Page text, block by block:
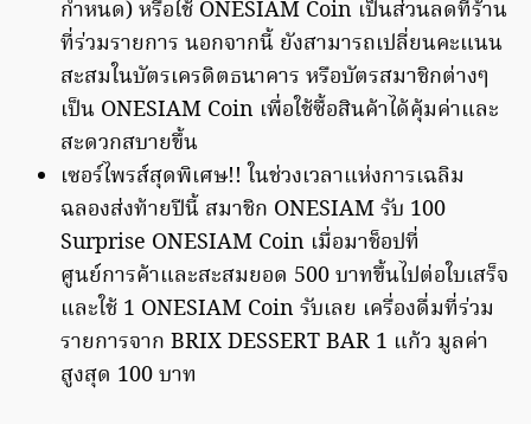
กำหนด) หรือใช้ ONESIAM Coin เป็นส่วนลดที่ร้าน
ที่ร่วมรายการ นอกจากนี้ ยังสามารถเปลี่ยนคะแนน
สะสมในบัตรเครดิตธนาคาร หรือบัตรสมาชิกต่างๆ
เป็น ONESIAM Coin เพื่อใช้ซื้อสินค้าได้คุ้มค่าและ
สะดวกสบายขึ้น
เซอร์ไพรส์สุดพิเศษ!! ในช่วงเวลาแห่งการเฉลิม
ฉลองส่งท้ายปีนี้ สมาชิก ONESIAM รับ 100
Surprise ONESIAM Coin เมื่อมาช็อปที่
ศูนย์การค้าและสะสมยอด 500 บาทขึ้นไปต่อใบเสร็จ
และใช้ 1 ONESIAM Coin รับเลย เครื่องดื่มที่ร่วม
รายการจาก BRIX DESSERT BAR 1 แก้ว มูลค่า
สูงสุด 100 บาท